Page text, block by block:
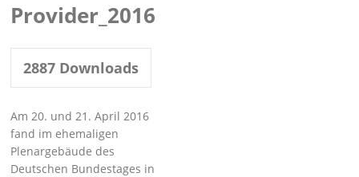
Provider_2016
2887 Downloads
Am 20. und 21. April 2016
fand im ehemaligen
Plenargebäude des
Deutschen Bundestages in